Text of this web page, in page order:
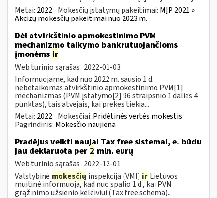
Metai: 2022 Mokesčių įstatymų pakeitimai: MĮP 2021 »
Akcizų mokesčių pakeitimai nuo 2023 m.
Dėl atvirkštinio apmokestinimo PVM
mechanizmo taikymo bankrutuojančioms
įmonėms ir
Web turinio sąrašas 2022-01-03
Informuojame, kad nuo 2022 m. sausio 1 d.
nebetaikomas atvirkštinio apmokestinimo PVM[1]
mechanizmas (PVM įstatymo[2] 96 straipsnio 1 dalies 4
punktas), tais atvejais, kai prekes tiekia...
Metai: 2022 Mokesčiai: Pridėtinės vertės mokestis
Pagrindinis: Mokesčio naujiena
Pradėjus veikti naujai Tax free sistemai, e. būdu
jau deklaruota per 2 mln. eurų
Web turinio sąrašas 2022-12-01
Valstybinė mokesčių inspekcija (VMI) ir Lietuvos
muitinė informuoja, kad nuo spalio 1 d., kai PVM
grąžinimo užsienio keleiviui (Tax free schema)...